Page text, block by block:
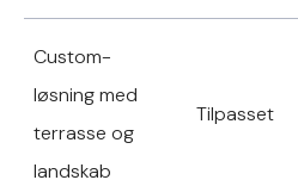
Custom-
løsning med
terrasse og
landskab
Tilpasset